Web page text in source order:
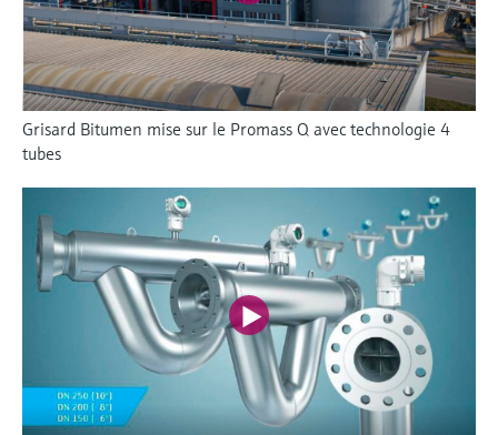
Grisard Bitumen mise sur le Promass Q avec technologie 4
tubes